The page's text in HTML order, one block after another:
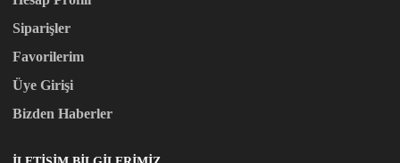
Siparişler
Favorilerim
Üye Girişi
Bizden Haberler